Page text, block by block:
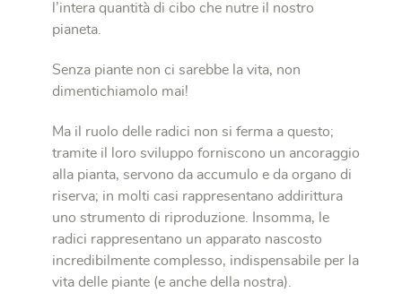
l’intera quantità di cibo che nutre il nostro
pianeta.
Senza piante non ci sarebbe la vita, non
dimentichiamolo mai!
Ma il ruolo delle radici non si ferma a questo;
tramite il loro sviluppo forniscono un ancoraggio
alla pianta, servono da accumulo e da organo di
riserva; in molti casi rappresentano addirittura
uno strumento di riproduzione. Insomma, le
radici rappresentano un apparato nascosto
incredibilmente complesso, indispensabile per la
vita delle piante (e anche della nostra).